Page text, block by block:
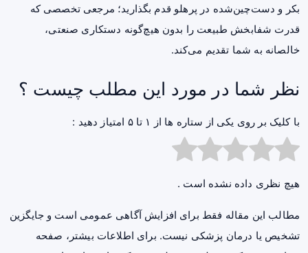
بکر و دست‌چین‌شده در پرهلو قدم بگذارید؛ مرجعی تخصصی که
قدرت شفابخش طبیعت را بدون هیچ‌گونه دستکاری صنعتی،
خالصانه به شما تقدیم می‌کند.
نظر شما در مورد این مطلب چیست ؟
با کلیک بر روی یکی از ستاره ها از ۱ تا ۵ امتیاز دهید :
هیچ نظری داده نشده است .
مطالب این مقاله فقط برای افزایش آگاهی عمومی است و جایگزین
تشخیص یا درمان پزشکی نیست. برای اطلاعات بیشتر، صفحه